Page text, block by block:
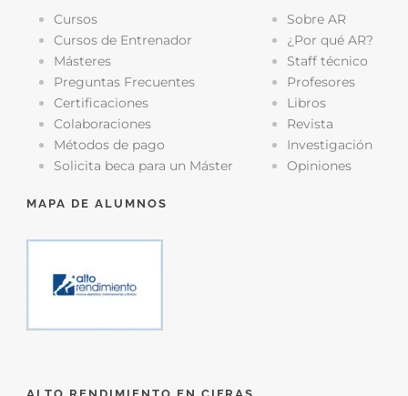
Cursos
Cursos de Entrenador
Másteres
Preguntas Frecuentes
Certificaciones
Colaboraciones
Métodos de pago
Solicita beca para un Máster
Sobre AR
¿Por qué AR?
Staff técnico
Profesores
Libros
Revista
Investigación
Opiniones
MAPA DE ALUMNOS